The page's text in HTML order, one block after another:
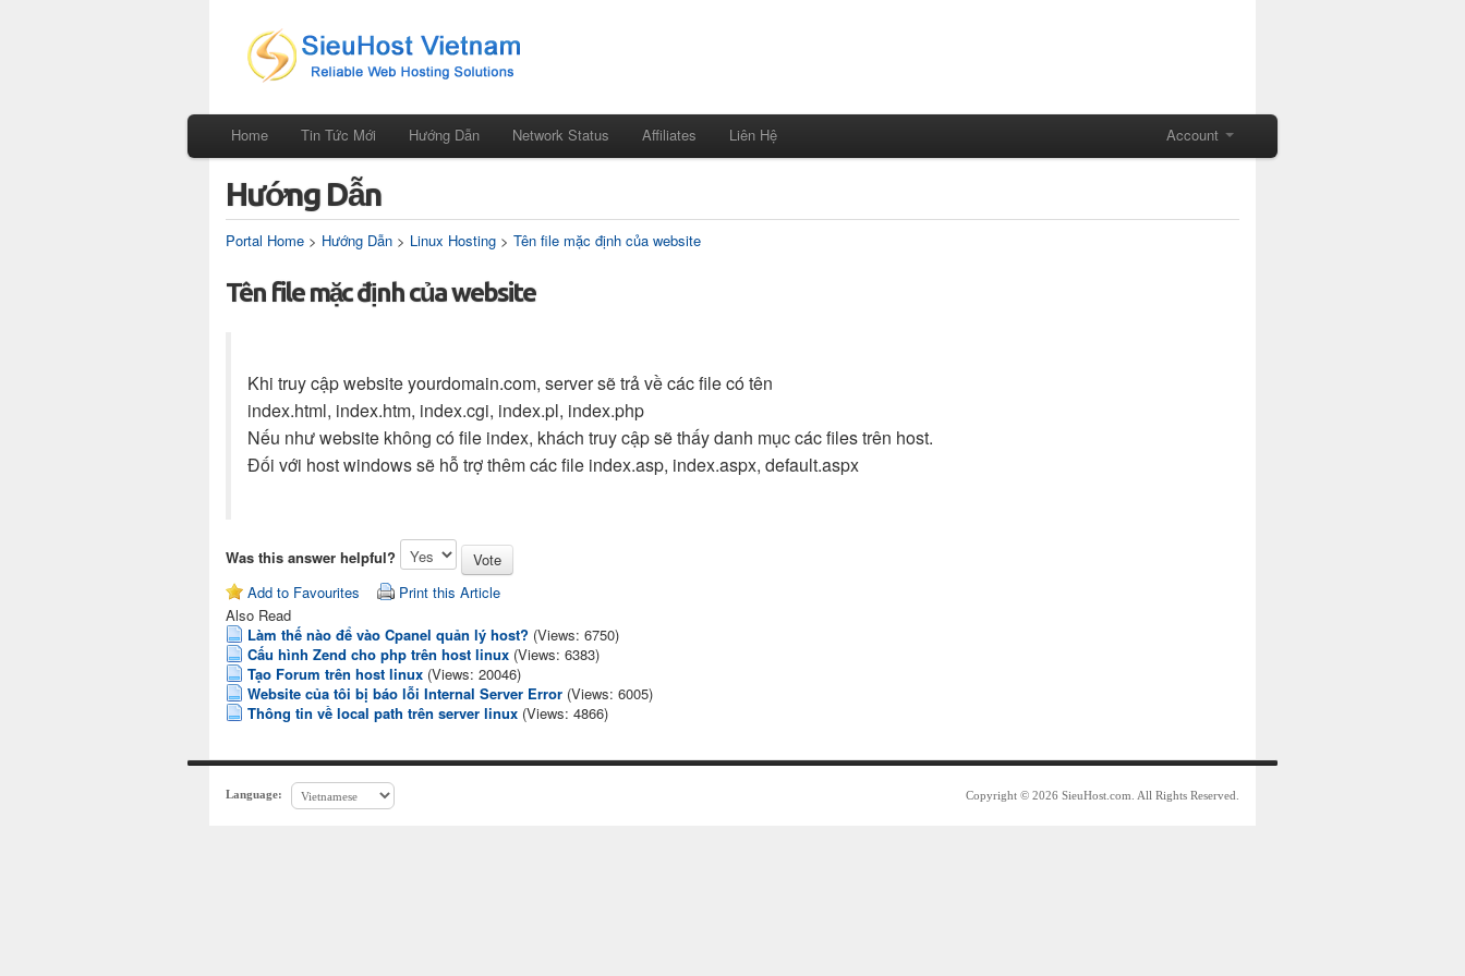
Home Tin Tức Mới Hướng Dẫn Network Status Affiliates Liên Hệ Account
Hướng Dẫn
Portal Home > Hướng Dẫn > Linux Hosting > Tên file mặc định của website
Tên file mặc định của website
Khi truy cập website yourdomain.com, server sẽ trả về các file có tên
index.html, index.htm, index.cgi, index.pl, index.php
Nếu như website không có file index, khách truy cập sẽ thấy danh mục các files trên host.
Đối với host windows sẽ hỗ trợ thêm các file index.asp, index.aspx, default.aspx
Was this answer helpful?
Add to Favourites
Print this Article
Also Read
Làm thế nào để vào Cpanel quản lý host? (Views: 6750)
Cấu hình Zend cho php trên host linux (Views: 6383)
Tạo Forum trên host linux (Views: 20046)
Website của tôi bị báo lỗi Internal Server Error (Views: 6005)
Thông tin về local path trên server linux (Views: 4866)
Copyright © 2026 SieuHost.com. All Rights Reserved.
Language: